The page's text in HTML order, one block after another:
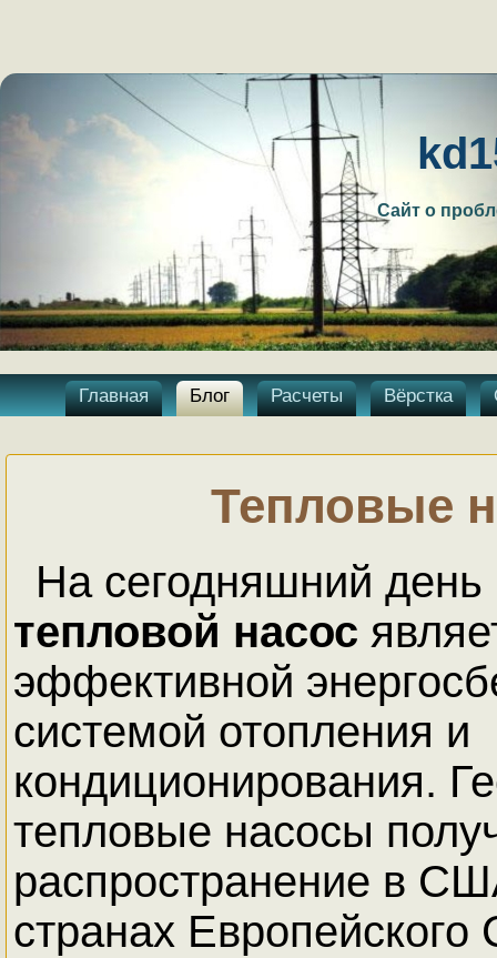
Сайт о
Главная Блог Расчеты Вёрстка
Тепловые
На сегодняшний день
тепловой насос
эффективной
системой отопления и
кондиционирования.
тепловые насосы
распространение в
странах